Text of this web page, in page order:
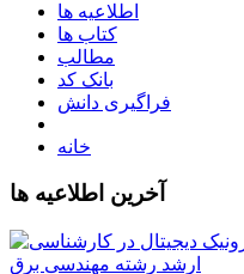
اطلاعیه ها
کتاب ها
مطالب
بانک کد
فراگیری دانش
خانه
آخرین اطلاعیه ها